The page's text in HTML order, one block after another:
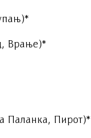
Врање)*
Паланка, Пирот)*